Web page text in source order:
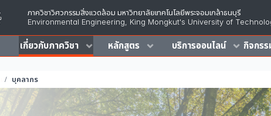
ภาควิชาวิศวกรรมสิ่งแวดล้อม มหาวิทยาลัยเทคโนโลยีพระจอมเกล้าธนบุรี
Environmental Engineering, King Mongkut's University of
เกี่ยวกับภาควิชา หลักสูตร บริการออนไลน์ กิจกร
บุคลากร